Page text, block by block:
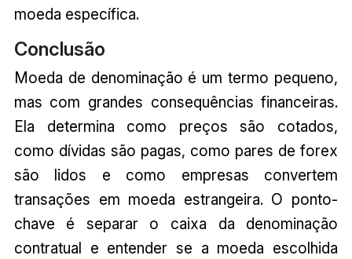
moeda específica.
Conclusão
Moeda de denominação é um termo pequeno,
mas com grandes consequências financeiras.
Ela determina como preços são cotados,
como dívidas são pagas, como pares de forex
são lidos e como empresas convertem
transações em moeda estrangeira. O ponto-
chave é separar o caixa da denominação
contratual e entender se a moeda escolhida